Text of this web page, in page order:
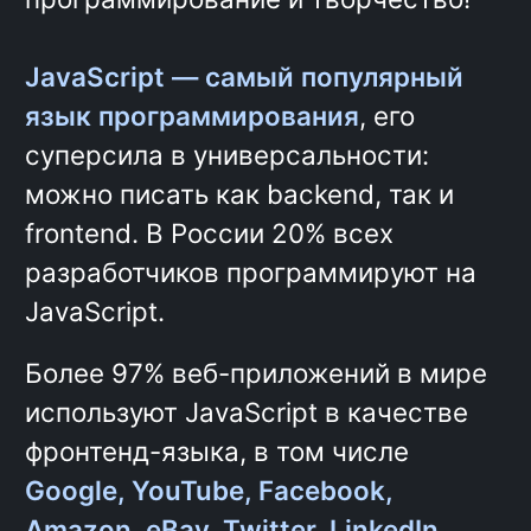
использование методологии
браузере
Работа в ИТ-команде